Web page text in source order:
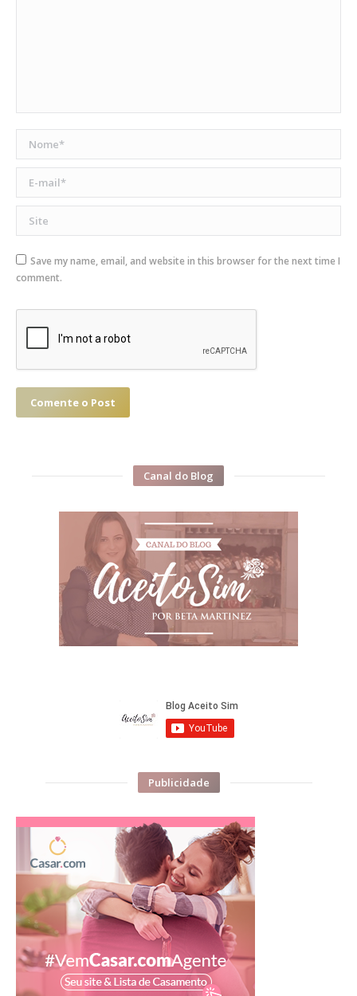
Nome *
E-mail *
Site
Save my name, email, and website in this browser for the next time I
comment.
Comente o Post
Canal do Blog
Publicidade